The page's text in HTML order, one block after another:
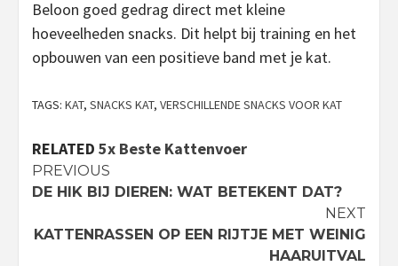
Beloon goed gedrag direct met kleine
hoeveelheden snacks. Dit helpt bij training en het
opbouwen van een positieve band met je kat.
TAGS: KAT, SNACKS KAT, VERSCHILLENDE SNACKS VOOR KAT
RELATED 5x Beste Kattenvoer
Continue
PREVIOUS
DE HIK BIJ DIEREN: WAT BETEKENT DAT?
NEXT
KATTENRASSEN OP EEN RIJTJE MET WEINIG
HAARUITVAL